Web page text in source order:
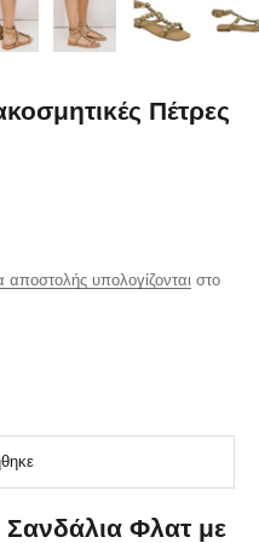
Πέτρες
αποστολής υπολογίζονται στο
Φλατ με